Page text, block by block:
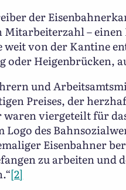
der
Mitarbeiterzahl –
weit von der Kantine
oder Heigenbrücken,
und
Preises, der
viergeteilt für
Logo des
Eisenbahner
zu arbeiten
[2]